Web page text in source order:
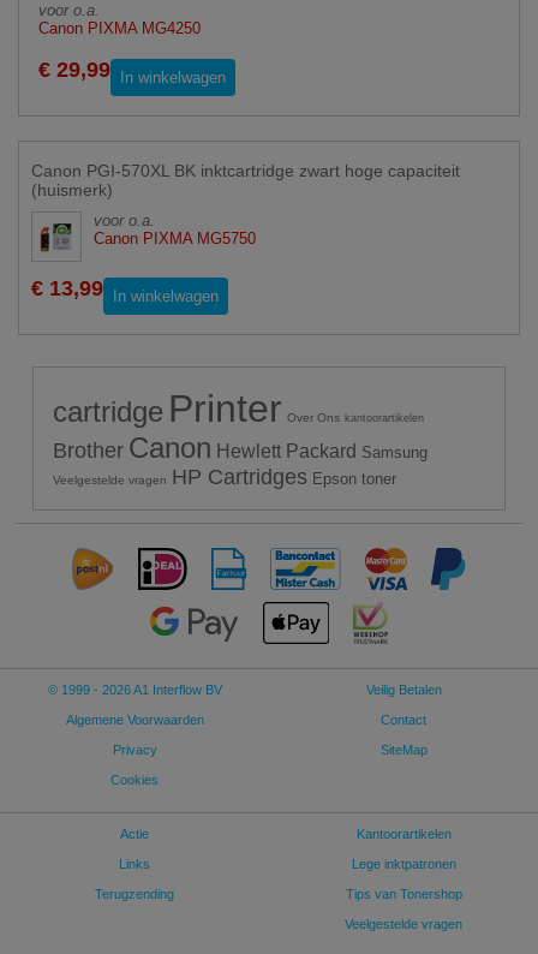
voor o.a.
Canon PIXMA MG4250
€ 29,99 In winkelwagen
Canon PGI-570XL BK inktcartridge zwart hoge capaciteit
(huismerk)
voor o.a.
Canon PIXMA MG5750
€ 13,99 In winkelwagen
cartridge Printer Over Ons kantoorartikelen
Brother Canon Hewlett Packard Samsung
Veelgestelde vragen HP Cartridges Epson toner
© 1999 - 2026 A1 Interflow BV
Algemene Voorwaarden
Privacy
Cookies
Veilig Betalen
Contact
SiteMap
Actie
Links
Terugzending
Kantoorartikelen
Lege inktpatronen
Tips van Tonershop
Veelgestelde vragen